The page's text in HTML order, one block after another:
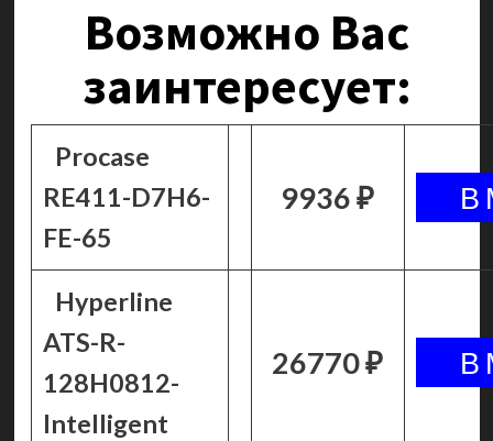
Возможно Вас
заинтересует:
Procase
RE411-D7H6-
FE-65
9936 ₽
Hyperline
ATS-R-
128H0812-
Intelligent
26770 ₽